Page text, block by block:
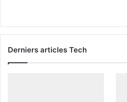
Derniers articles Tech